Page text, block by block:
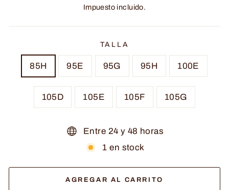
habitual
Impuesto incluido.
TALLA
85H 95E 95G 95H 100E
105D 105E 105F 105G
Entre 24 y 48 horas
1 en stock
AGREGAR AL CARRITO